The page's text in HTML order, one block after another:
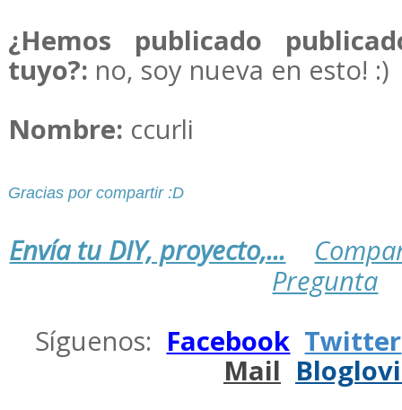
¿Hemos publicado
tuyo?: no, soy nueva en esto! :)
Nombre: ccurli
Gracias por compartir :D
Envía tu DIY, proyecto,...
Pregunta
Síguenos: Facebook Twitter
Mail